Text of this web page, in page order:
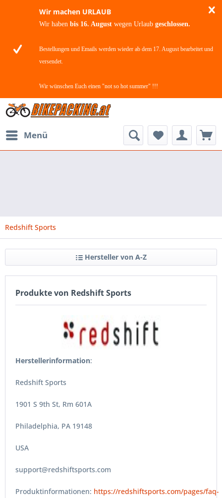
Wir machen URLAUB
Wir haben bis 16. August wegen Urlaub geschlossen.
Bestellungen und Emails werden wieder ab dem 17. August bearbeitet und
versendet.
Wir wünschen Euch einen "not so hot summer" !!!
Menü
Redshift Sports
Hersteller von A-Z
Produkte von Redshift Sports
Herstellerinformation:
Redshift Sports
1901 S 9th St, Rm 601A
Philadelphia, PA 19148
USA
support@redshiftsports.com
Produktinformationen: https://redshiftsports.com/pages/faq-